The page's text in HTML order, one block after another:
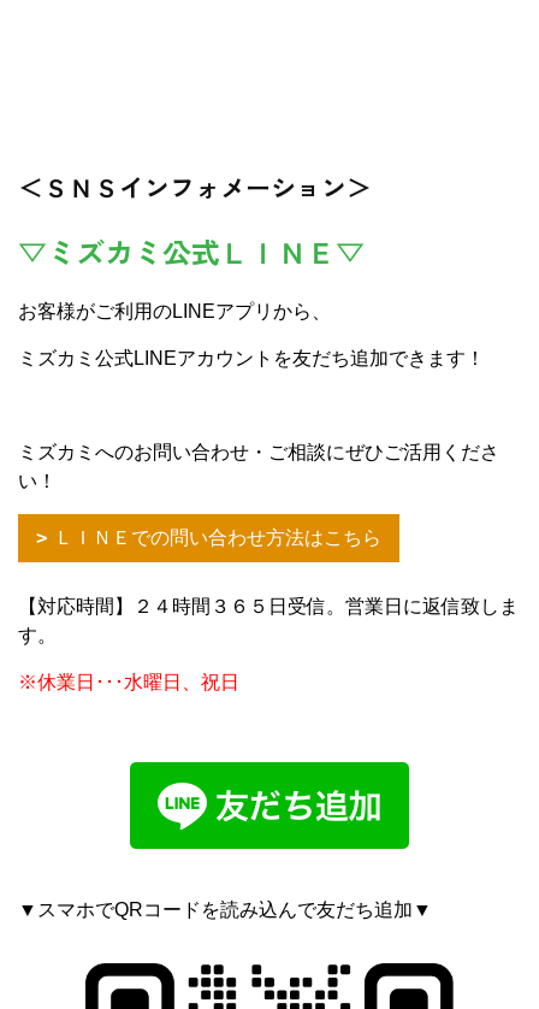
＜ＳＮＳインフォメーション＞
▽ミズカミ公式ＬＩＮＥ▽
お客様がご利用のLINEアプリから、
ミズカミ公式LINEアカウントを友だち追加できます！
ミズカミへのお問い合わせ・ご相談にぜひご活用くださ
い！
ＬＩＮＥでの問い合わせ方法はこちら
【対応時間】２４時間３６５日受信。営業日に返信致しま
す。
※休業日･･･水曜日、祝日
▼スマホでQRコードを読み込んで友だち追加▼